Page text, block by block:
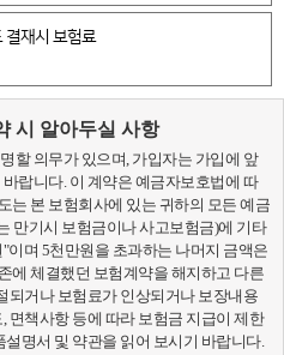
결재시 보험료
시 알아두실 사항
할 의무가 있으며, 가입자는 가입에 앞
랍니다. 이 계약은 예금자보호법에 따
는 본 보험회사에 있는 귀하의 모든 예금
만기시 보험금이나 사고보험금)에 기타
이며 5천만원을 초과하는 나머지 금액은
에 체결했던 보험계약을 해지하고 다른
되거나 보험료가 인상되거나 보장내용
면책사항 등에 따라 보험금 지급이 제한
명서 및 약관을 읽어 보시기 바랍니다.